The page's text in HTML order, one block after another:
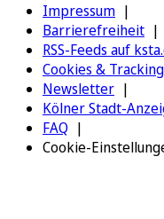
Impressum
Barrierefreiheit
RSS-Feeds auf
Cookies & Tracking
Newsletter
Kölner Stadt-
FAQ
Cookie-